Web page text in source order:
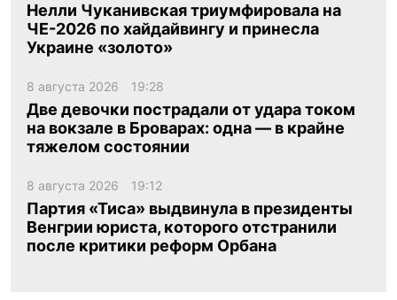
Нелли Чуканивская триумфировала на
ЧЕ-2026 по хайдайвингу и принесла
Украине «золото»
8 августа 2026 19:28
Две девочки пострадали от удара током
на вокзале в Броварах: одна — в крайне
тяжелом состоянии
8 августа 2026 19:12
Партия «Тиса» выдвинула в президенты
Венгрии юриста, которого отстранили
после критики реформ Орбана